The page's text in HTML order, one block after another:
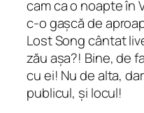
cam ca o noapte în
c-o gașcă de
Lost Song cântat
zău așa?! Bine, de
cu ei! Nu de alta,
publicul, și locul!